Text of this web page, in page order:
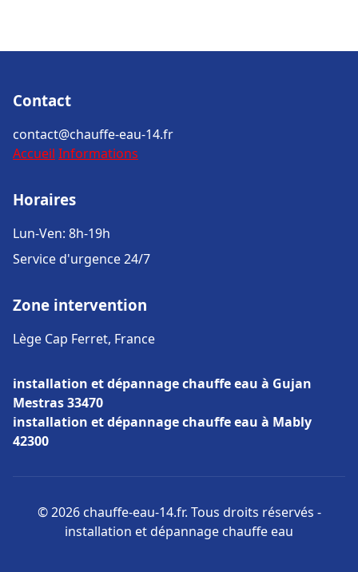
Contact
contact@chauffe-eau-14.fr
Accueil Informations
Horaires
Lun-Ven: 8h-19h
Service d'urgence 24/7
Zone intervention
Lège Cap Ferret, France
installation et dépannage chauffe eau à Gujan
Mestras 33470
installation et dépannage chauffe eau à Mably
42300
© 2026 chauffe-eau-14.fr. Tous droits réservés -
installation et dépannage chauffe eau